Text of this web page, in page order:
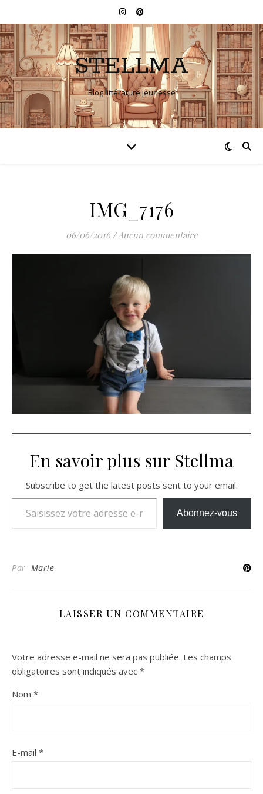
STELLMA
Blog littérature jeunesse
IMG_7176
06/06/2016 /Aucun commentaire
En savoir plus sur Stellma
Subscribe to get the latest posts sent to your email.
Saisissez votre adresse e-mail…
Abonnez-vous
Par Marie
LAISSER UN COMMENTAIRE
Votre adresse e-mail ne sera pas publiée. Les champs
obligatoires sont indiqués avec *
Nom *
E-mail *